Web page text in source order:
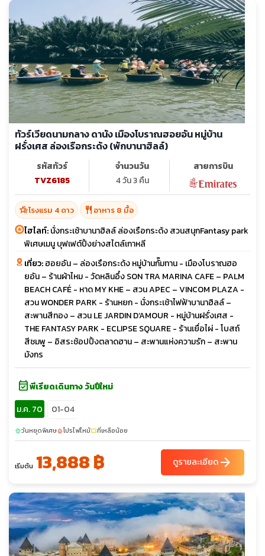
ทัวร์เวียดนามกลาง ดานัง เมืองโบราณฮอยอัน หมู่บ้าน
ฝรั่งเศส ล่องเรือกระด้ง (พักบานาฮิลล์)
รหัสทัวร์
TVZ6185
จำนวนวัน
4 วัน 3 คืน
สายการบิน
hotel_classโรงแรม 4 ดาว restaurant อาหาร 8 มื้อ
ไฮไลท์:นั่งกระเช้าบานาฮิลล์ ล่องเรือกระด้ง สวนสนุกFantasy park
พิเศษเมนู บุฟเฟต์ปิ้งย่างสไตล์เกาหลี
เที่ยว:ฮอยอัน – ล่องเรือกระด้ง หมู่บ้านกั๊มทาน - เมืองโบราณฮอ
ยอัน – ร้านผ้าไหม - วัดหลินอึ๋ง SON TRA MARINA CAFE – PALM
BEACH CAFÉ - หาด MY KHE – สวน APEC – VINCOM PLAZA -
สวน WONDER PARK - ร้านหยก - นั่งกระเช้าไฟฟ้าบานาฮิลล์ –
สะพานสีทอง – สวน LE JARDIN D’AMOUR - หมู่บ้านฝรั่งเศส -
THE FANTASY PARK - ECLIPSE SQUARE - ร้านเยื่อไผ่ - โบสถ์
สีชมพู – อิสระช้อปปิ้งตลาดฮาน – สะพานแห่งความรัก – สะพาน
มังกร
event_availableพีเรียดเดินทาง วันปีใหม่
ม.ค. 70
01-04
sunnyวันหยุดพิเศษlocal_fire_departmentโปรไฟไหม้confirmation_numberที่เหลือน้อย
เริ่มต้น 13,888 ฿ ดูรายละเอียดarrow_forward